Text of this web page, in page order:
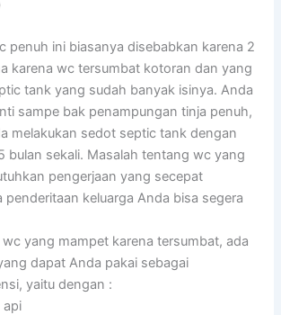
penuh ini biasanya disebabkan karena 2
karena wc tersumbat kotoran dan yang
tank yang sudah banyak isinya. Anda
sampe bak penampungan tinja penuh,
melakukan sedot septic tank dengan
bulan sekali. Masalah tentang wc yang
pengerjaan yang secepat
penderitaan keluarga Anda bisa segera
yang mampet karena tersumbat, ada
dapat Anda pakai sebagai
yaitu dengan :
api